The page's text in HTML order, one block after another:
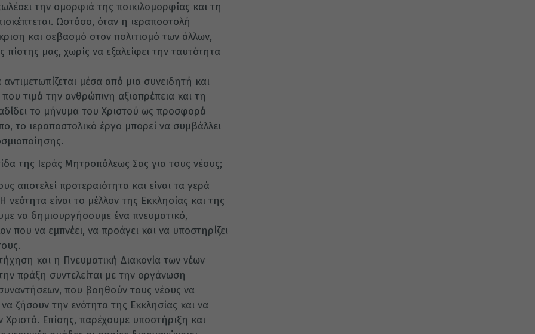
την ομορφιά της ποικιλομορφίας και τη
Ωστόσο, όταν η ιεραποστολή
και σεβασμό στον πολιτισμό των άλλων,
πίστης μας, χωρίς να εξαλείφει την ταυτότητα
μέσα από μια συνειδητή και
τιμά την ανθρώπινη αξιοπρέπεια και τη
το μήνυμα του Χριστού ως προσφορά
το ιεραποστολικό έργο μπορεί να συμβάλλει
της Ιεράς Μητροπόλεως Σας για τους νέους;
αποτελεί προτεραιότητα και είναι τα γερά
νεότητα είναι το μέλλον της Εκκλησίας και της
να δημιουργήσουμε ένα πνευματικό,
που να εμπνέει, να προάγει και να υποστηρίζει
και η Πνευματική Διακονία των νέων
πράξη συντελείται με την οργάνωση
που βοηθούν τους νέους να
ζήσουν την ενότητα της Εκκλησίας και να
Επίσης, παρέχουμε υποστήριξη και